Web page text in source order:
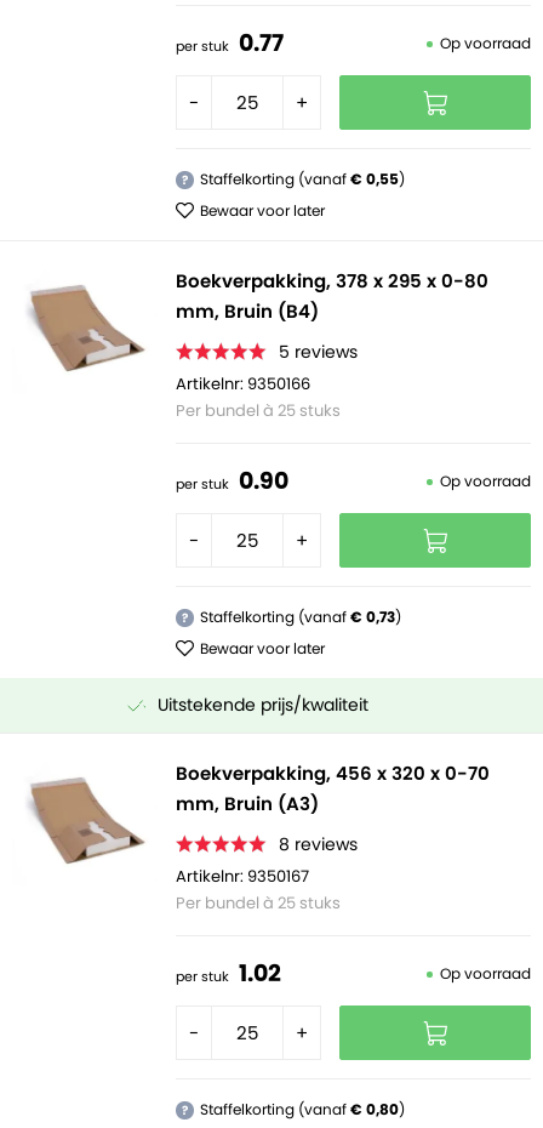
per stuk 0.77 Op voorraad
- +
? Staffelkorting (vanaf€ 0,55)
Bewaar voor later
Boekverpakking, 378 x 295 x 0-80
mm, Bruin (B4)
5 reviews
Artikelnr: 9350166
Per bundel à 25 stuks
per stuk 0.90 Op voorraad
- +
? Staffelkorting (vanaf€ 0,73)
Bewaar voor later
Uitstekende prijs/kwaliteit
Boekverpakking, 456 x 320 x 0-70
mm, Bruin (A3)
8 reviews
Artikelnr: 9350167
Per bundel à 25 stuks
per stuk 1.02 Op voorraad
- +
? Staffelkorting (vanaf€ 0,80)